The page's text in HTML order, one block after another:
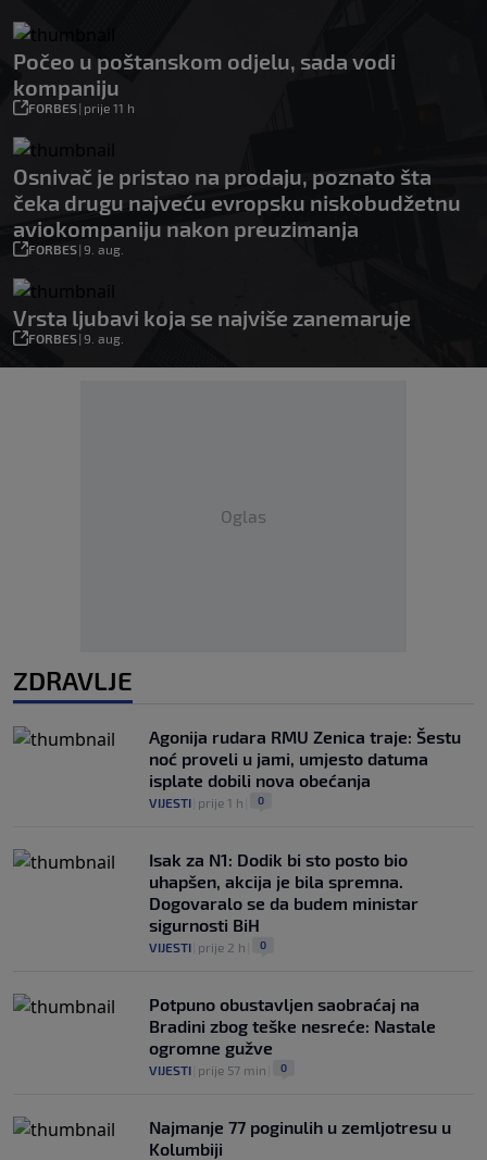
Počeo u poštanskom odjelu, sada vodi
kompaniju
FORBES| prije 11 h
Osnivač je pristao na prodaju, poznato šta
čeka drugu najveću evropsku niskobudžetnu
aviokompaniju nakon preuzimanja
FORBES| 9. aug.
Vrsta ljubavi koja se najviše zanemaruje
FORBES| 9. aug.
Oglas
ZDRAVLJE
Agonija rudara RMU Zenica traje: Šestu
noć proveli u jami, umjesto datuma
isplate dobili nova obećanja
VIJESTI prije 1 h 0
Isak za N1: Dodik bi sto posto bio
uhapšen, akcija je bila spremna.
Dogovaralo se da budem ministar
sigurnosti BiH
VIJESTI prije 2 h 0
Potpuno obustavljen saobraćaj na
Bradini zbog teške nesreće: Nastale
ogromne gužve
VIJESTI prije 57 min 0
Najmanje 77 poginulih u zemljotresu u
Kolumbiji